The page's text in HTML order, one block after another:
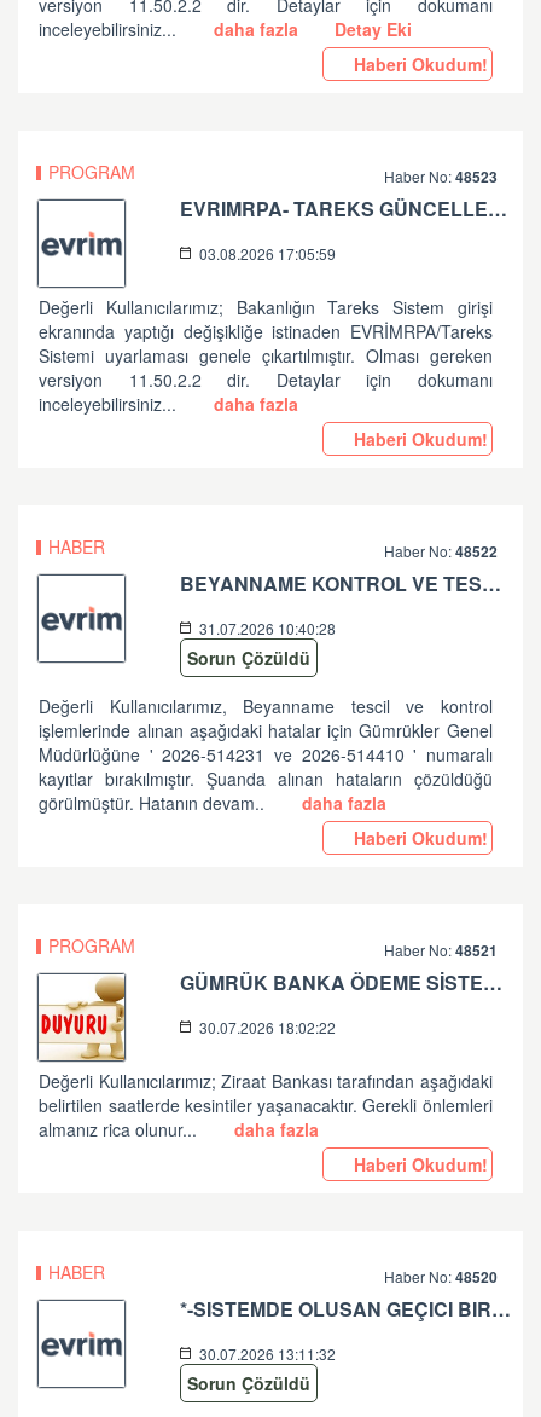
versiyon 11.50.2.2 dir. Detaylar için dokumanı
inceleyebilirsiniz...
daha fazla
Detay Eki
Haberi Okudum!
PROGRAM Haber No:48523
EVRIMRPA- TAREKS GÜNCELLEMESI HAKKINDA
03.08.2026 17:05:59
Değerli Kullanıcılarımız; Bakanlığın Tareks Sistem girişi
ekranında yaptığı değişikliğe istinaden EVRİMRPA/Tareks
Sistemi uyarlaması genele çıkartılmıştır. Olması gereken
versiyon 11.50.2.2 dir. Detaylar için dokumanı
inceleyebilirsiniz...
daha fazla
Haberi Okudum!
HABER Haber No:48522
BEYANNAME KONTROL VE TESCİL İŞLEMLERİNDE ALINAN HATALAR HK
31.07.2026 10:40:28
Sorun Çözüldü
Değerli Kullanıcılarımız, Beyanname tescil ve kontrol
işlemlerinde alınan aşağıdaki hatalar için Gümrükler Genel
Müdürlüğüne ' 2026-514231 ve 2026-514410 ' numaralı
kayıtlar bırakılmıştır. Şuanda alınan hataların çözüldüğü
görülmüştür. Hatanın devam..
daha fazla
Haberi Okudum!
PROGRAM Haber No:48521
GÜMRÜK BANKA ÖDEME SİSTEMLERİ ZİRAAT BANKASI PLANLI ÇALIŞMA HK
30.07.2026 18:02:22
Değerli Kullanıcılarımız; Ziraat Bankası tarafından aşağıdaki
belirtilen saatlerde kesintiler yaşanacaktır. Gerekli önlemleri
almanız rica olunur...
daha fazla
Haberi Okudum!
HABER Haber No:48520
*-SISTEMDE OLUSAN GEÇICI BIR SORUN SEBEBIYLE ISLEMLERINIZE DEVAM EDILEMIYOR. LÜTFEN TEKRAR DENEYINIZ. SORUNUNUZUN DEVAM ETMESI DURUMUNDA LÜTFEN ÇAGRI MERKEZIMIZE ÇAGRI BIRAKINIZ. +90 312 444 84 82 '' HATASI HK
30.07.2026 13:11:32
Sorun Çözüldü